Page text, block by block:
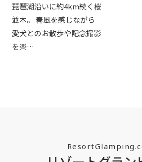
琵琶湖沿いに約4km続く桜
並木。 春風を感じながら
愛犬とのお散歩や記念撮影
を楽…